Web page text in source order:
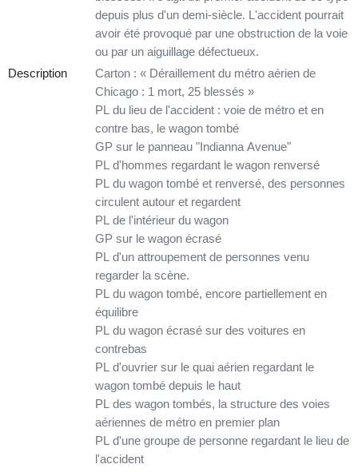
depuis plus d'un demi-siècle. L'accident pourrait
avoir été provoqué par une obstruction de la voie
ou par un aiguillage défectueux.
Description
Carton : « Déraillement du métro aérien de
Chicago : 1 mort, 25 blessés »
PL du lieu de l'accident : voie de métro et en
contre bas, le wagon tombé
GP sur le panneau "Indianna Avenue"
PL d'hommes regardant le wagon renversé
PL du wagon tombé et renversé, des personnes
circulent autour et regardent
PL de l'intérieur du wagon
GP sur le wagon écrasé
PL d'un attroupement de personnes venu
regarder la scène.
PL du wagon tombé, encore partiellement en
équilibre
PL du wagon écrasé sur des voitures en
contrebas
PL d'ouvrier sur le quai aérien regardant le
wagon tombé depuis le haut
PL des wagon tombés, la structure des voies
aériennes de métro en premier plan
PL d'une groupe de personne regardant le lieu de
l'accident